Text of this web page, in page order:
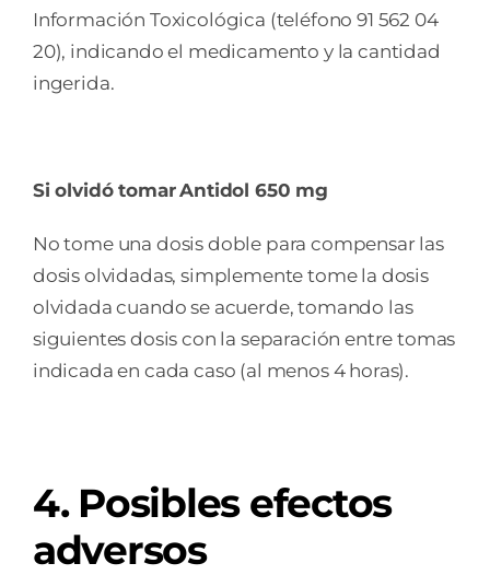
Información Toxicológica (teléfono 91 562 04
20), indicando el medicamento y la cantidad
ingerida.
Si olvidó tomarAntidol 650 mg
No tome una dosis doble para compensar las
dosis olvidadas, simplemente tome la dosis
olvidada cuando se acuerde, tomando las
siguientes dosis con la separación entre tomas
indicada en cada caso (al menos 4 horas).
4. Posibles efectos
adversos